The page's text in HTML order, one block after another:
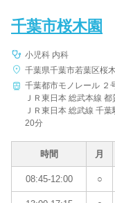
千葉市桜木園
小児科 内科
千葉県千葉市若葉区桜
千葉都市モノレール ２
ＪＲ東日本 総武本線
ＪＲ東日本 総武線 千
20分
時間 月
08:45-12:00 ○